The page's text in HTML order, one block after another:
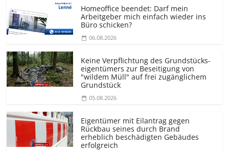
Homeoffice beendet: Darf mein
Arbeitgeber mich einfach wieder ins
Büro schicken?
06.08.2026
Keine Verpflichtung des Grundstücks­
eigentümers zur Beseitigung von
"wildem Müll" auf frei zugänglichem
Grundstück
05.08.2026
Eigentümer mit Eilantrag gegen
Rückbau seines durch Brand
erheblich beschädigten Gebäudes
erfolgreich